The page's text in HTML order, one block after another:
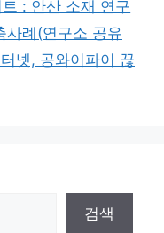
: 안산 소재 연구
사례(연구소 공유
넷, 공와이파이 끊
검색